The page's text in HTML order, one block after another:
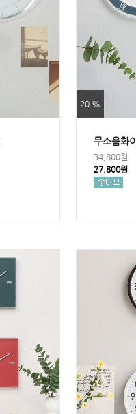
20 %
무소음화
34,800원
27,800원